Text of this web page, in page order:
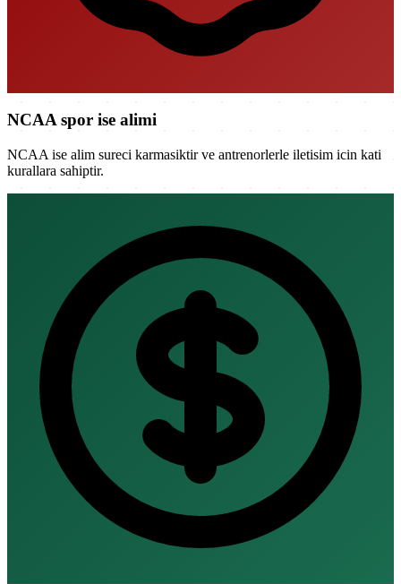
NCAA spor ise alimi
NCAA ise alim sureci karmasiktir ve antrenorlerle iletisim icin kati
kurallara sahiptir.